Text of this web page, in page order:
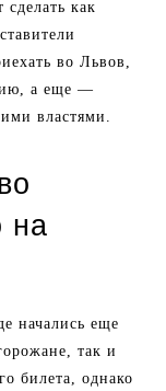
как
во Львов,
а еще —
властями.
на
начались еще
так и
билета, однако